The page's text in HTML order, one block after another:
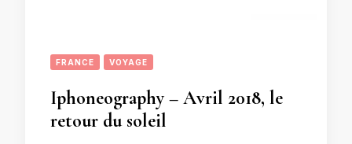
FRANCE VOYAGE
Iphoneography – Avril 2018, le
retour du soleil